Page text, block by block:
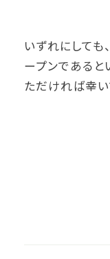
いずれにしても
ープンであると
ただければ幸い